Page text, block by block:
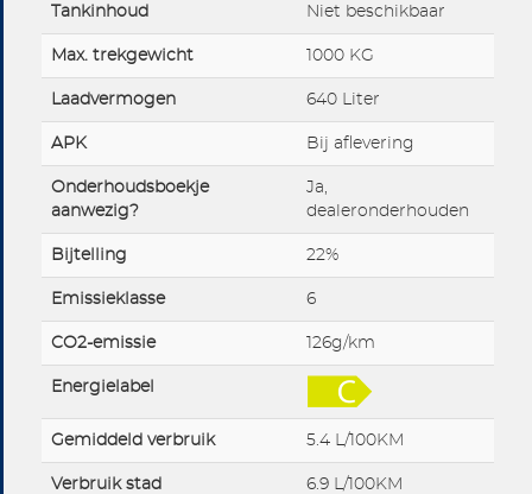
Tankinhoud Niet beschikbaar
Max. trekgewicht 1000 KG
Laadvermogen 640 Liter
APK Bij aflevering
Onderhoudsboekje
aanwezig?
Ja,
dealeronderhouden
Bijtelling 22%
Emissieklasse 6
CO2-emissie 126g/km
Energielabel
Gemiddeld verbruik 5.4 L/100KM
Verbruik stad 6.9 L/100KM